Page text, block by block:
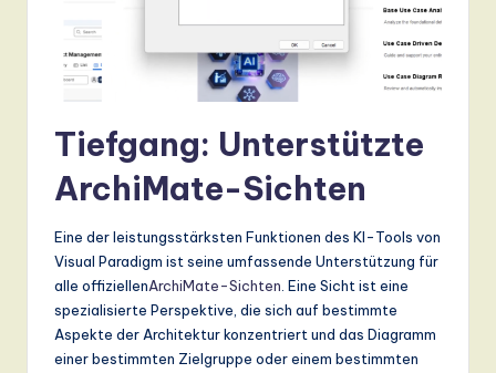
Tiefgang: Unterstützte
ArchiMate-Sichten
Eine der leistungsstärksten Funktionen des KI-Tools von
Visual Paradigm ist seine umfassende Unterstützung für
alle offiziellenArchiMate-Sichten. Eine Sicht ist eine
spezialisierte Perspektive, die sich auf bestimmte
Aspekte der Architektur konzentriert und das Diagramm
einer bestimmten Zielgruppe oder einem bestimmten